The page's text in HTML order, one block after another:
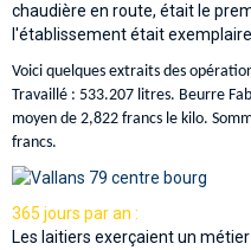
chaudière en route, était le
l'établissement était exemplaire.
Voici quelques extraits des
Travaillé : 533.207 litres. Beurre
moyen de 2,822 francs le kilo.
francs.
365 jours par an :
Les laitiers exerçaient un